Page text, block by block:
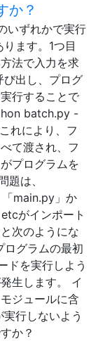
か？
いずれかで実行
ます。1つ目
法で入力を求
出し、プログ
行することで
batch.py -
れにより、フ
て渡され、フ
プログラムを
題は、
「main.py」か
がインポート
次のようにな
グラムの最初
ドを実行しよう
生します。 イ
ジュールに含
行しないよう
か？